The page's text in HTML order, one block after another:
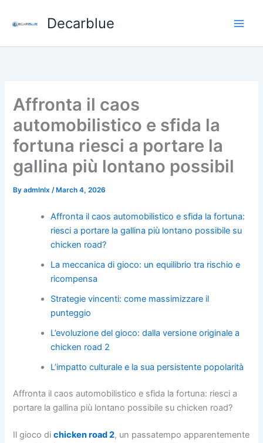
Decarblue
Affronta il caos
automobilistico e sfida la
fortuna riesci a portare la
gallina più lontano possibil
Byadmlnlx/ March 4, 2026
Affronta il caos automobilistico e sfida la fortuna:
riesci a portare la gallina più lontano possibile su
chicken road?
La meccanica di gioco: un equilibrio tra rischio e
ricompensa
Strategie vincenti: come massimizzare il
punteggio
L’evoluzione del gioco: dalla versione originale a
chicken road 2
L’impatto culturale e la sua persistente popolarità
Affronta il caos automobilistico e sfida la fortuna: riesci a
portare la gallina più lontano possibile su chicken road?
Il gioco dichicken road 2, un passatempo apparentemente